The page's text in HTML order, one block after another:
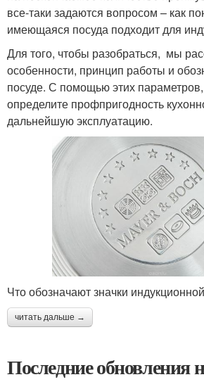
все-таки задаются вопросом – как
имеющаяся посуда подходит для
Для того, чтобы разобраться, мы
особенности, принцип работы и
посуде. С помощью этих
определите профпригодность
дальнейшую эксплуатацию.
Что обозначают значки
читать дальше →
Последние обновления